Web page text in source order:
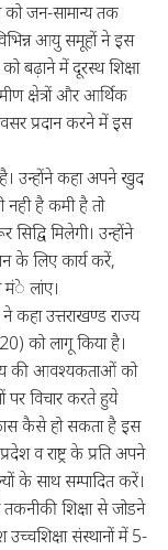
को जन-सामान्य तक
आयु समूहों ने इस
बढ़ाने में दूरस्थ शिक्षा
क्षेत्रों और आर्थिक
प्रदान करने में इस
है। उन्होंने कहा अपने खुद
है कमी है तो
मिलेगी। उन्होंने
के लिए कार्य करें,
मंे लांए।
कहा उत्तराखण्ड राज्य
को लागू किया है।
की आवश्यकताओं को
पर विचार करते हुये
कैसे हो सकता है इस
व राष्ट्र के प्रति अपने
के साथ सम्पादित करें।
तकनीकी शिक्षा से जोडने
संस्थानों में 5-